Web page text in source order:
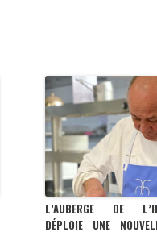
L’AUBERGE DE
DÉPLOIE UNE